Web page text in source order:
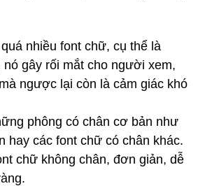
nhiều font chữ, cụ thể là
gây rối mắt cho người xem,
ngược lại còn là cảm giác khó
phông có chân cơ bản như
hay các font chữ có chân khác.
chữ không chân, đơn giản, dễ